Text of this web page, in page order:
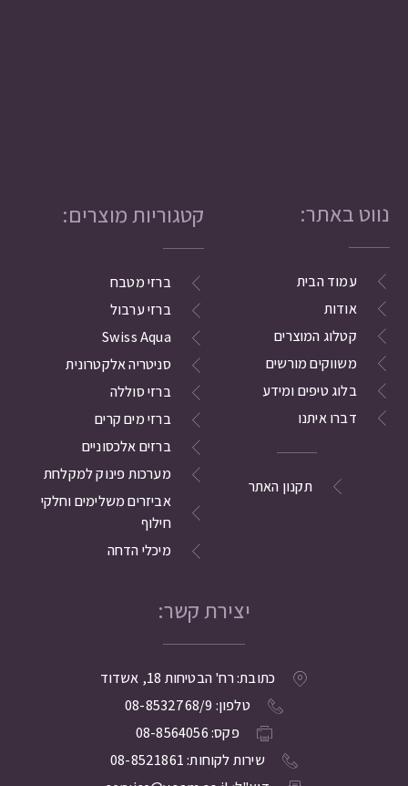
נווט באתר:
עמוד הבית
אודות
קטלוג המוצרים
משווקים מורשים
בלוג טיפים ומידע
דברו איתנו
תקנון האתר
קטגוריות מוצרים:
ברזי מטבח
ברזי ערבול
Swiss Aqua
סניטריה אלקטרונית
ברזי סוללה
ברזי מים קרים
ברזים אלכסוניים
מערכות פינוק למקלחת
אביזרים משלימים וחלקי
חילוף
מיכלי הדחה
יצירת קשר:
כתובת: רח' הבטיחות 18, אשדוד
טלפון: 08-8532768/9
פקס: 08-8564056
שירות לקוחות: 08-8521861